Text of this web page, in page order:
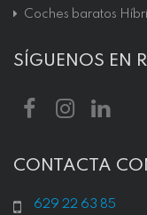
Coches baratos
SÍGUENOS EN
CONTACTA
629 22 63 85